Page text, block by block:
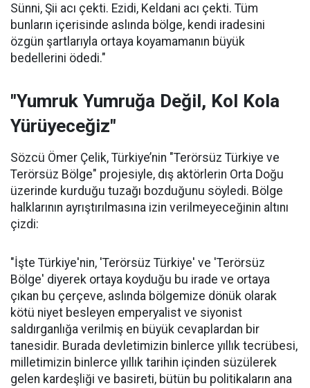
Sünni, Şii acı çekti. Ezidi, Keldani acı çekti. Tüm
bunların içerisinde aslında bölge, kendi iradesini
özgün şartlarıyla ortaya koyamamanın büyük
bedellerini ödedi."
"Yumruk Yumruğa Değil, Kol Kola
Yürüyeceğiz"
Sözcü Ömer Çelik, Türkiye’nin "Terörsüz Türkiye ve
Terörsüz Bölge" projesiyle, dış aktörlerin Orta Doğu
üzerinde kurduğu tuzağı bozduğunu söyledi. Bölge
halklarının ayrıştırılmasına izin verilmeyeceğinin altını
çizdi:
"İşte Türkiye'nin, 'Terörsüz Türkiye' ve 'Terörsüz
Bölge' diyerek ortaya koyduğu bu irade ve ortaya
çıkan bu çerçeve, aslında bölgemize dönük olarak
kötü niyet besleyen emperyalist ve siyonist
saldırganlığa verilmiş en büyük cevaplardan bir
tanesidir. Burada devletimizin binlerce yıllık tecrübesi,
milletimizin binlerce yıllık tarihin içinden süzülerek
gelen kardeşliği ve basireti, bütün bu politikaların ana